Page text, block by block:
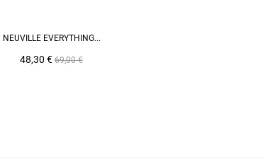
NEUVILLE EVERYTHING...
Prix
48,30 €Prix
69,00 €
AJOUTER AU PANIER